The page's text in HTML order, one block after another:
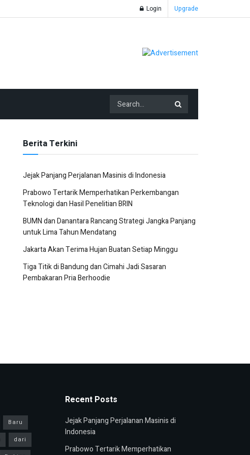
Login Upgrade
Berita Terkini
Jejak Panjang Perjalanan Masinis di Indonesia
Prabowo Tertarik Memperhatikan Perkembangan
Teknologi dan Hasil Penelitian BRIN
BUMN dan Danantara Rancang Strategi Jangka Panjang
untuk Lima Tahun Mendatang
Jakarta Akan Terima Hujan Buatan Setiap Minggu
Tiga Titik di Bandung dan Cimahi Jadi Sasaran
Pembakaran Pria Berhoodie
Baru
dari
Recent Posts
Jejak Panjang Perjalanan Masinis di
Indonesia
Prabowo Tertarik Memperhatikan